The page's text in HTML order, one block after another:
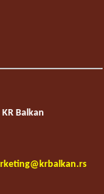
Balkan